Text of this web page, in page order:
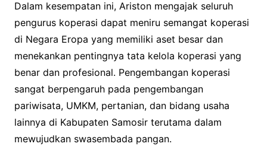
Dalam kesempatan ini, Ariston mengajak seluruh
pengurus koperasi dapat meniru semangat koperasi
di Negara Eropa yang memiliki aset besar dan
menekankan pentingnya tata kelola koperasi yang
benar dan profesional. Pengembangan koperasi
sangat berpengaruh pada pengembangan
pariwisata, UMKM, pertanian, dan bidang usaha
lainnya di Kabupaten Samosir terutama dalam
mewujudkan swasembada pangan.